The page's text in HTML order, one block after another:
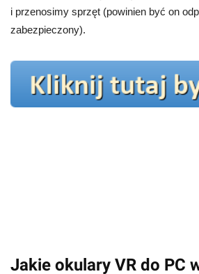
i przenosimy sprzęt (powinien być on
zabezpieczony).
Jakie okulary VR do PC